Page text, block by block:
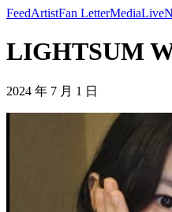
FeedArtistFan LetterMediaLive
LIGHTSUM
2024 年 7 月 1 日